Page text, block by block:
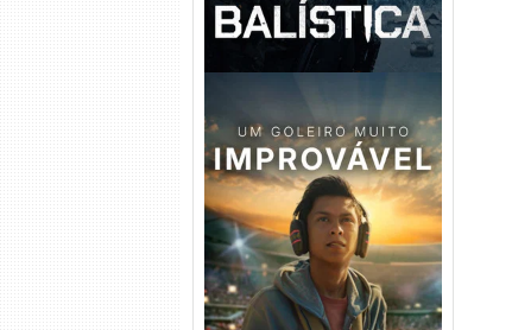
Um Goleiro Muito Improvável
Torrent (2026) WEB-DL 1080p
Dual Áudio